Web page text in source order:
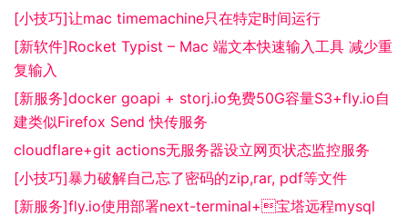
[小技巧]让mac timemachine只在特定时间运行
[新软件]Rocket Typist – Mac 端文本快速输入工具 减少重
复输入
[新服务]docker goapi + storj.io免费50G容量S3+fly.io自
建类似Firefox Send 快传服务
cloudflare+git actions无服务器设立网页状态监控服务
[小技巧]暴力破解自己忘了密码的zip,rar, pdf等文件
[新服务]fly.io使用部署next-terminal+宝塔远程mysql